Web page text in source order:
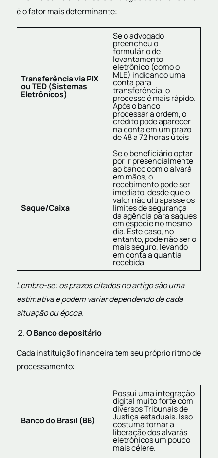
é o fator mais determinante:
Transferência via PIX
ou TED (Sistemas
Eletrônicos)
Se o advogado
preencheu o
formulário de
levantamento
eletrônico (como o
MLE) indicando uma
conta para
transferência, o
processo é mais rápido.
Após o banco
processar a ordem, o
crédito pode aparecer
na conta em um prazo
de 48 a 72 horas úteis
Saque/Caixa
Se o beneficiário optar
por ir presencialmente
ao banco com o alvará
em mãos, o
recebimento pode ser
imediato, desde que o
valor não ultrapasse os
limites de segurança
da agência para saques
em espécie no mesmo
dia. Este caso, no
entanto, pode não ser o
mais seguro, levando
em conta a quantia
recebida.
Lembre-se: os prazos citados no artigo são uma
estimativa e podem variar dependendo de cada
situação ou época.
O Banco depositário
Cada instituição financeira tem seu próprio ritmo de
processamento:
Banco do Brasil (BB)
Possui uma integração
digital muito forte com
diversos Tribunais de
Justiça estaduais. Isso
costuma tornar a
liberação dos alvarás
eletrônicos um pouco
mais célere.